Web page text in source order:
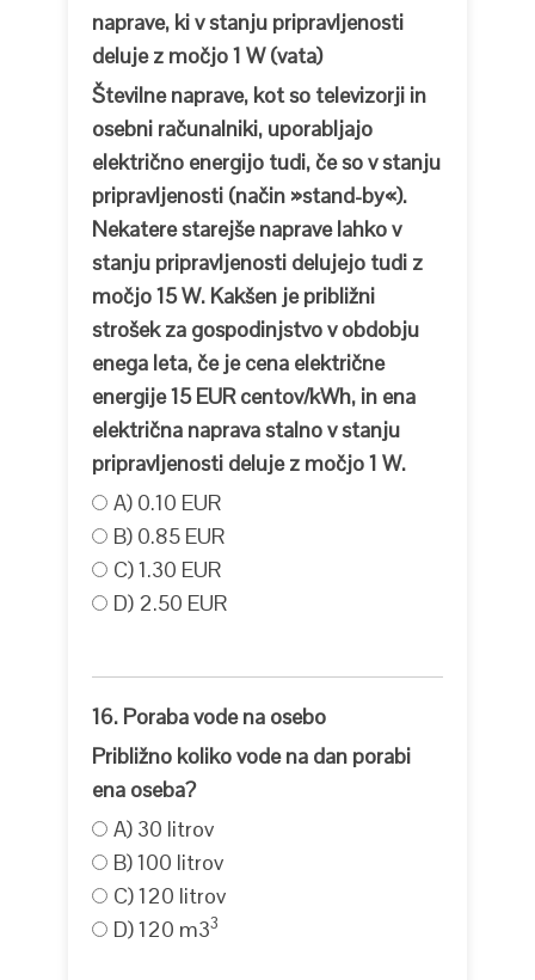
naprave, ki v stanju pripravljenosti
deluje z močjo 1 W (vata)
Številne naprave, kot so televizorji in
osebni računalniki, uporabljajo
električno energijo tudi, če so v stanju
pripravljenosti (način »stand-by«).
Nekatere starejše naprave lahko v
stanju pripravljenosti delujejo tudi z
močjo 15 W. Kakšen je približni
strošek za gospodinjstvo v obdobju
enega leta, če je cena električne
energije 15 EUR centov/kWh, in ena
električna naprava stalno v stanju
pripravljenosti deluje z močjo 1 W.
A) 0.10 EUR
B) 0.85 EUR
C) 1.30 EUR
D) 2.50 EUR
16. Poraba vode na osebo
Približno koliko vode na dan porabi
ena oseba?
A) 30 litrov
B) 100 litrov
C) 120 litrov
D) 120 m33